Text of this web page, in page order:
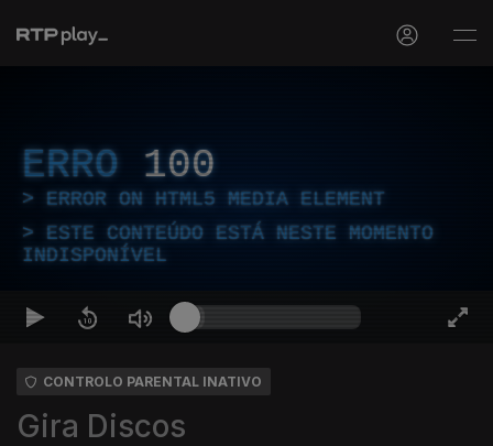
ERRO 100
ERROR ON HTML5 MEDIA ELEMENT
ESTE CONTEÚDO ESTÁ NESTE MOMENTO
INDISPONÍVEL
CONTROLO PARENTAL INATIVO
Gira Discos